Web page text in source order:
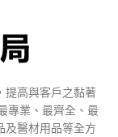
提高與客戶之黏著
專業、最齊全、最
及醫材用品等全方